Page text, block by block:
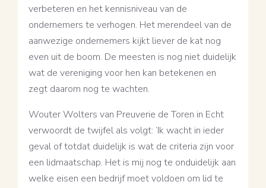
verbeteren en het kennisniveau van de
ondernemers te verhogen. Het merendeel van de
aanwezige ondernemers kijkt liever de kat nog
even uit de boom. De meesten is nog niet duidelijk
wat de vereniging voor hen kan betekenen en
zegt daarom nog te wachten.
Wouter Wolters van Preuverie de Toren in Echt
verwoordt de twijfel als volgt: ‘Ik wacht in ieder
geval of totdat duidelijk is wat de criteria zijn voor
een lidmaatschap. Het is mij nog te onduidelijk aan
welke eisen een bedrijf moet voldoen om lid te